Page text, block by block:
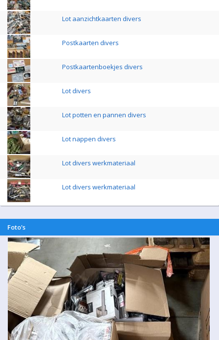
Lot aanzichtkaarten divers
Postkaarten divers
Postkaartenboekjes divers
Lot divers
Lot potten en pannen divers
Lot nappen divers
Lot divers werkmateriaal
Lot divers werkmateriaal
Foto's